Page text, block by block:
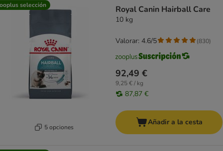
selección
5 opciones
Royal Canin Hairball Care
10 kg
92,49 €
9,25 € / kg
87,87 €
Valorar: 4.6/5 (830)
Añadir a la cesta